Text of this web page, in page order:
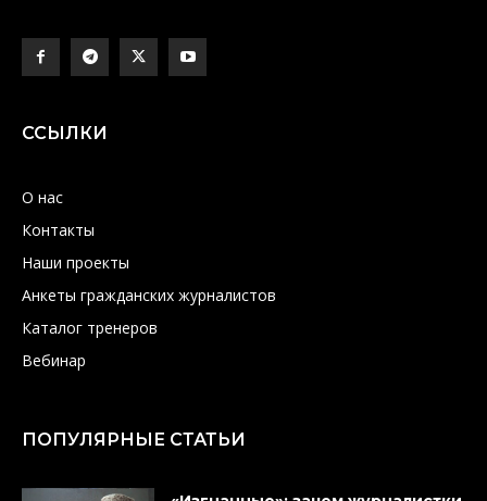
ССЫЛКИ
О нас
Контакты
Наши проекты
Анкеты гражданских журналистов
Каталог тренеров
Вебинар
ПОПУЛЯРНЫЕ СТАТЬИ